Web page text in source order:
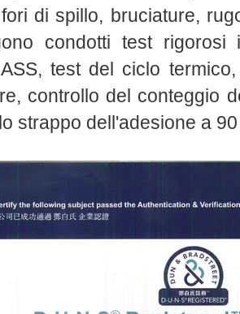
di spillo, bruciature,
condotti test
test del ciclo
controllo del conteggio
strappo dell'adesione a